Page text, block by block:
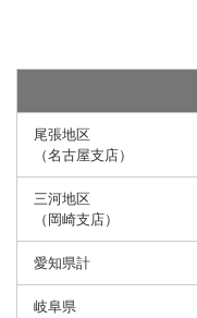
尾張地区
（名古屋支店）
三河地区
（岡崎支店）
愛知県計
岐阜県